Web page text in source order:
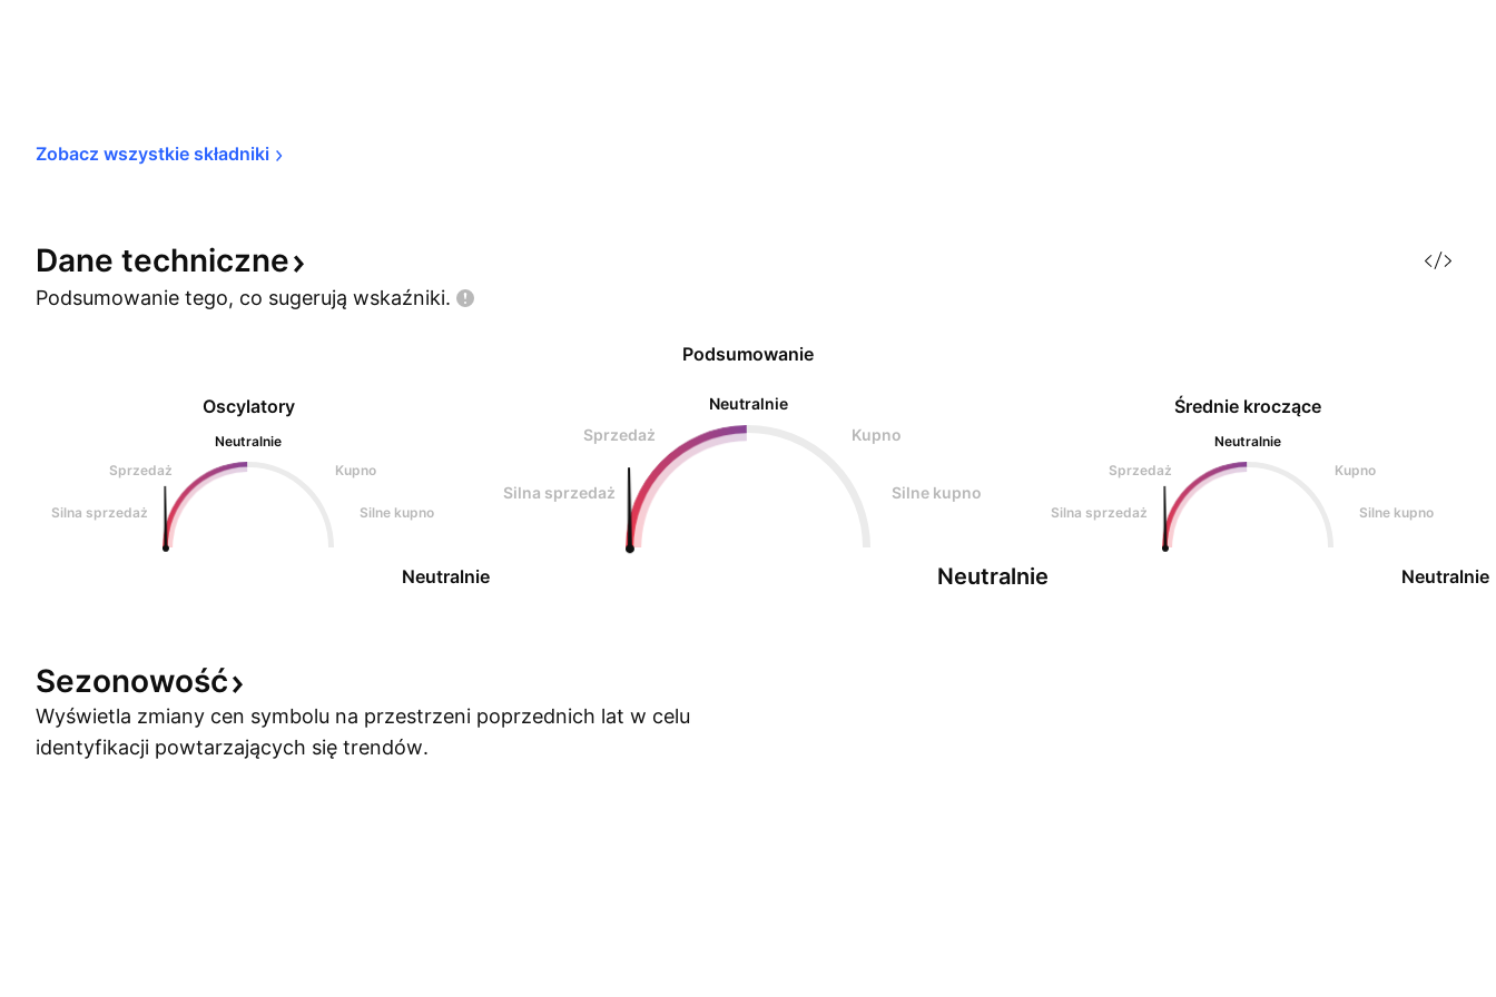
Zobacz wszystkie składniki
Dane techniczne
Podsumowanie tego, co sugerują wskaźniki.
Oscylatory
Neutralnie
Sprzedaż
Kupno
Silna sprzedaż Silne kupno
Neutralnie
Podsumowanie
Neutralnie
Sprzedaż
Kupno
Silna sprzedaż Silne kupno
Neutralnie
Średnie kroczące
Neutralnie
Sprzedaż
Kupno
Silna sprzedaż Silne kupno
Neutralnie
Sezonowość
Wyświetla zmiany cen symbolu na przestrzeni poprzednich lat w celu
identyfikacji powtarzających się trendów.